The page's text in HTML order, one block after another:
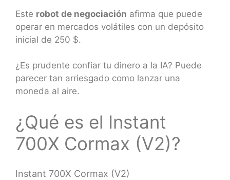
Este robot de negociación afirma que puede
operar en mercados volátiles con un depósito
inicial de 250 $.
¿Es prudente confiar tu dinero a la IA? Puede
parecer tan arriesgado como lanzar una
moneda al aire.
¿Qué es el Instant
700X Cormax (V2)?
Instant 700X Cormax (V2)